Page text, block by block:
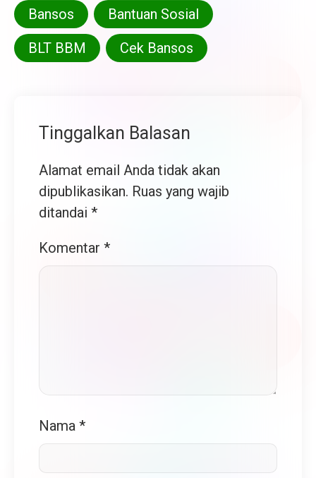
Bansos
Bantuan Sosial
BLT BBM
Cek Bansos
Tinggalkan Balasan
Alamat email Anda tidak akan
dipublikasikan. Ruas yang wajib
ditandai *
Komentar *
Nama *